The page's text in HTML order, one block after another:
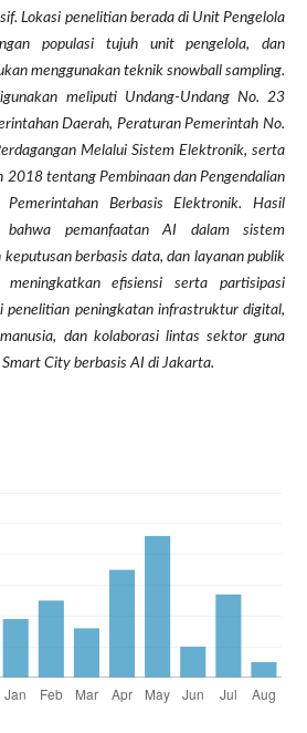
Lokasi penelitian berada di Unit Pengelola
populasi tujuh unit pengelola, dan
menggunakan teknik snowball sampling.
meliputi Undang-Undang No. 23
Daerah, Peraturan Pemerintah No.
Melalui Sistem Elektronik, serta
2018 tentang Pembinaan dan Pengendalian
Pemerintahan Berbasis Elektronik. Hasil
bahwa pemanfaatan AI dalam sistem
berbasis data, dan layanan publik
efisiensi serta partisipasi
penelitian peningkatan infrastruktur digital,
dan kolaborasi lintas sektor guna
City berbasis AI di Jakarta.